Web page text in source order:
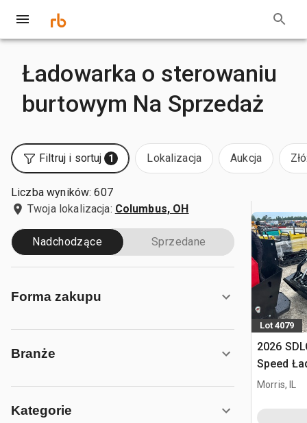
Ładowarka o sterowaniu
burtowym Na Sprzedaż
Filtruj i sortuj 1 Lokalizacja Aukcja
Liczba wyników: 607
Twoja lokalizacja: Columbus, OH
Nadchodzące Sprzedane
Forma zakupu
Branże
Kategorie
Lot 4079
2026
Speed
Morris, IL